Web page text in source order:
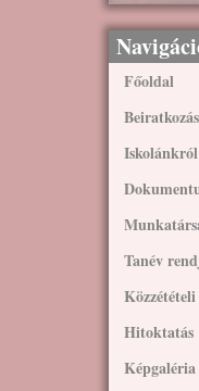
Főoldal
Beiratkozás
Iskolánkról
Tanév
Hitoktatás
Képgaléria